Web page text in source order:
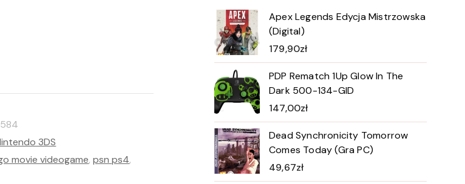
3DS
movie videogame,psn ps4,
Apex Legends Edycja Mistrzowska
(Digital)
179,90zł
PDP Rematch 1Up Glow In The
Dark 500-134-GID
147,00zł
Dead Synchronicity Tomorrow
Comes Today (Gra PC)
49,67zł